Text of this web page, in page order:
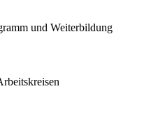
und Weiterbildung